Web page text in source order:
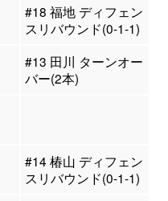
#18 福地 ディフェン
スリバウンド(0-1-1)
#13 田川 ターンオー
バー(2本)
#14 椿山 ディフェン
スリバウンド(0-1-1)